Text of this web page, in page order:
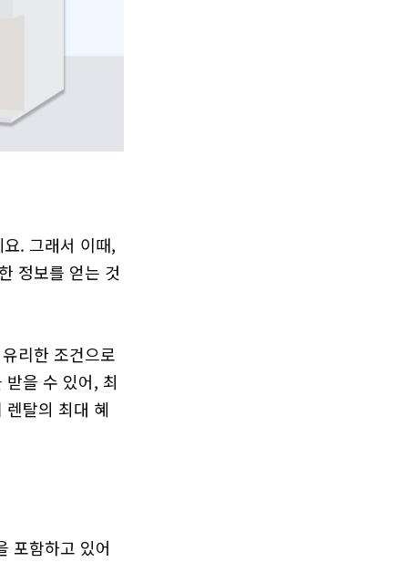
. 그래서 이때,
정보를 얻는 것
리한 조건으로
을 수 있어, 최
탈의 최대 혜
포함하고 있어